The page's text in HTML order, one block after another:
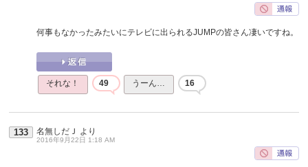
何事もなかったみたいにテレビに出られるJUMPの皆さん凄いですね。
それな！ 49 うーん… 16
133 名無しだＪ より
2016年9月22日 1:18 AM